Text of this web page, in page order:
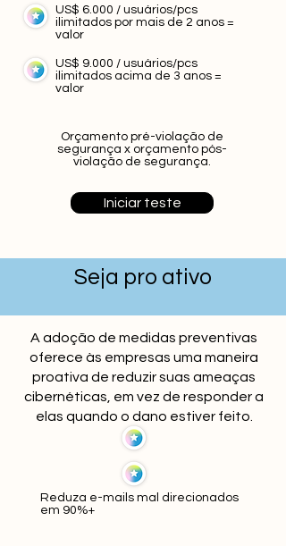
US$ 6.000 / usuários/pcs
ilimitados por mais de 2 anos =
valor
US$ 9.000 / usuários/pcs
ilimitados acima de 3 anos =
valor
Orçamento pré-violação de
segurança x orçamento pós-
violação de segurança.
Iniciar teste
Seja pro ativo
A adoção de medidas preventivas
oferece às empresas uma maneira
proativa de reduzir suas ameaças
cibernéticas, em vez de responder a
elas quando o dano estiver feito.
Reduza e-mails mal direcionados
em 90%+